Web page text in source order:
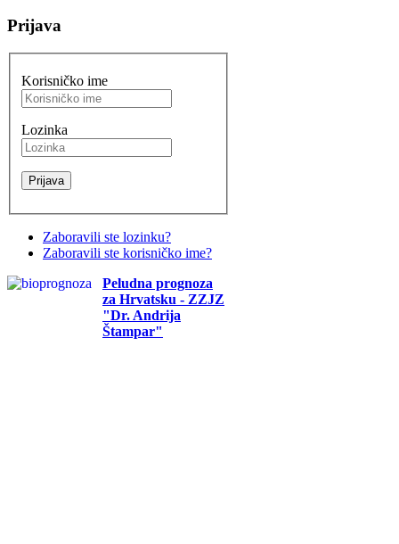
Prijava
Korisničko ime
Lozinka
Zaboravili ste lozinku?
Zaboravili ste korisničko ime?
Peludna prognoza
za Hrvatsku - ZZJZ
"Dr. Andrija
Štampar"